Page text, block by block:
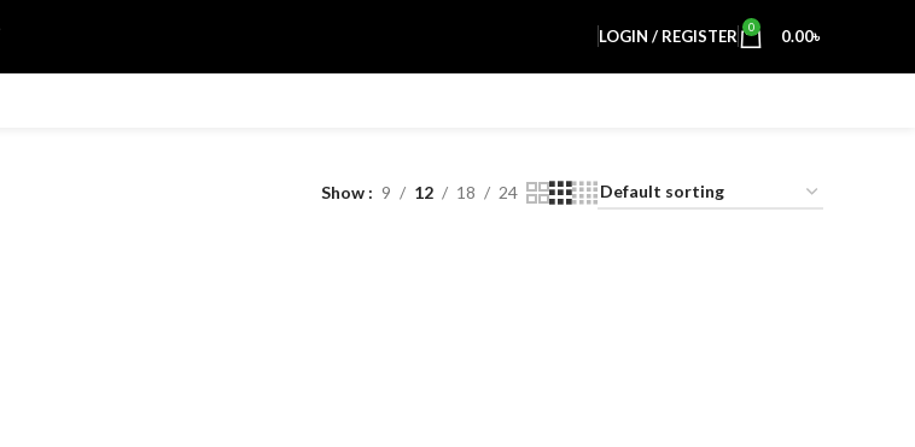
LOGIN / REGISTER 0 0.00৳
Show 9 12 18 24